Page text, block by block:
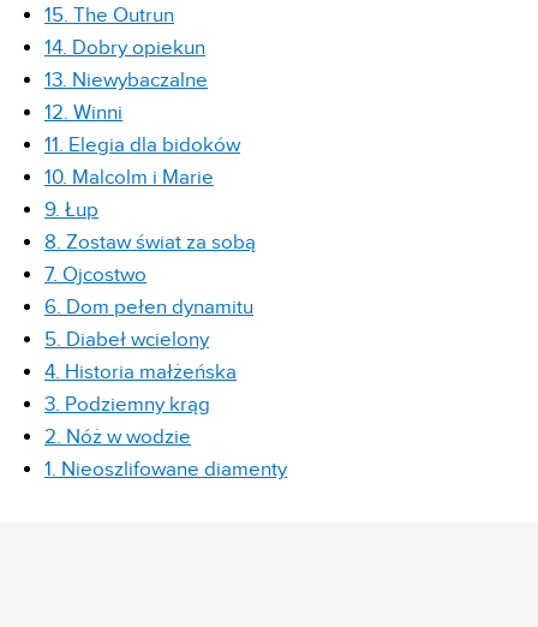
15. The Outrun
14. Dobry opiekun
13. Niewybaczalne
12. Winni
11. Elegia dla bidoków
10. Malcolm i Marie
9. Łup
8. Zostaw świat za sobą
7. Ojcostwo
6. Dom pełen dynamitu
5. Diabeł wcielony
4. Historia małżeńska
3. Podziemny krąg
2. Nóż w wodzie
1. Nieoszlifowane diamenty